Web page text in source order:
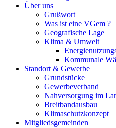
Über uns
Grußwort
Was ist eine VGem ?
Geografische Lage
Klima & Umwelt
Kommunale
Standort & Gewerbe
Grundstücke
Gewerbeverband
Nahversorgung im
Breitbandausbau
Klimaschutzkonzept
Mitgliedsgemeinden